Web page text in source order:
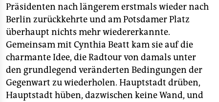
Präsidenten nach längerem erstmals wieder nach
Berlin zurückkehrte und am Potsdamer Platz
überhaupt nichts mehr wiedererkannte.
Gemeinsam mit Cynthia Beatt kam sie auf die
charmante Idee, die Radtour von damals unter
den grundlegend veränderten Bedingungen der
Gegenwart zu wiederholen. Hauptstadt drüben,
Hauptstadt hüben, dazwischen keine Wand, und